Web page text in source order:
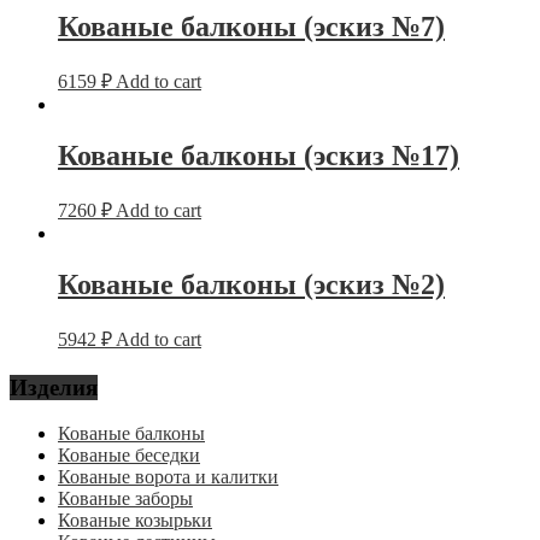
Кованые балконы (эскиз №7)
6159 ₽ Add to cart
Кованые балконы (эскиз №17)
7260 ₽ Add to cart
Кованые балконы (эскиз №2)
5942 ₽ Add to cart
Изделия
Кованые балконы
Кованые беседки
Кованые ворота и калитки
Кованые заборы
Кованые козырьки